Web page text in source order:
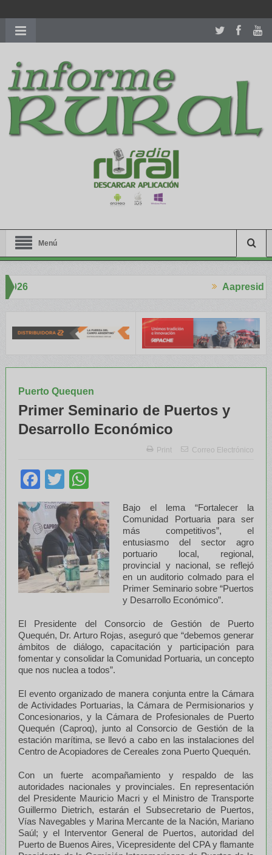
richardmillereplica
women.patekphilippe.tofor sale in usa recognized command with
dining room table ceremony. welcome to our
perfectwatches.is
shop. best youngsexdoll.comwith professional customer
services. 1: 1 design high
https://reallydiamond.com/
Menú
Puerto Quequen
Primer Seminario de Puertos y
Desarrollo Económico
Print Correo Electrónico
Facebook
Twitter
Bajo el lema “Fortalecer la
Comunidad Portuaria para ser
más competitivos”, el
entusiasmo del sector agro
portuario local, regional,
provincial y nacional, se reflejó
en un auditorio colmado para el
Primer Seminario sobre “Puertos
y Desarrollo Económico”.
El Presidente del Consorcio de Gestión de Puerto
Quequén, Dr. Arturo Rojas, aseguró que “debemos generar
ámbitos de diálogo, capacitación y participación para
fomentar y consolidar la Comunidad Portuaria, un concepto
que nos nuclea a todos”.
El evento organizado de manera conjunta entre la Cámara
de Actividades Portuarias, la Cámara de Permisionarios y
Concesionarios, y la Cámara de Profesionales de Puerto
Quequén (Caproq), junto al Consorcio de Gestión de la
estación marítima, se llevó a cabo en las instalaciones del
Centro de Acopiadores de Cereales zona Puerto Quequén.
Con un fuerte acompañamiento y respaldo de las
autoridades nacionales y provinciales. En representación
del Presidente Mauricio Macri y el Ministro de Transporte
Guillermo Dietrich, estarán el Subsecretario de Puertos,
Vías Navegables y Marina Mercante de la Nación, Mariano
Saúl; y el Interventor General de Puertos, autoridad del
Puerto de Buenos Aires, Vicepresidente del CPA y flamante